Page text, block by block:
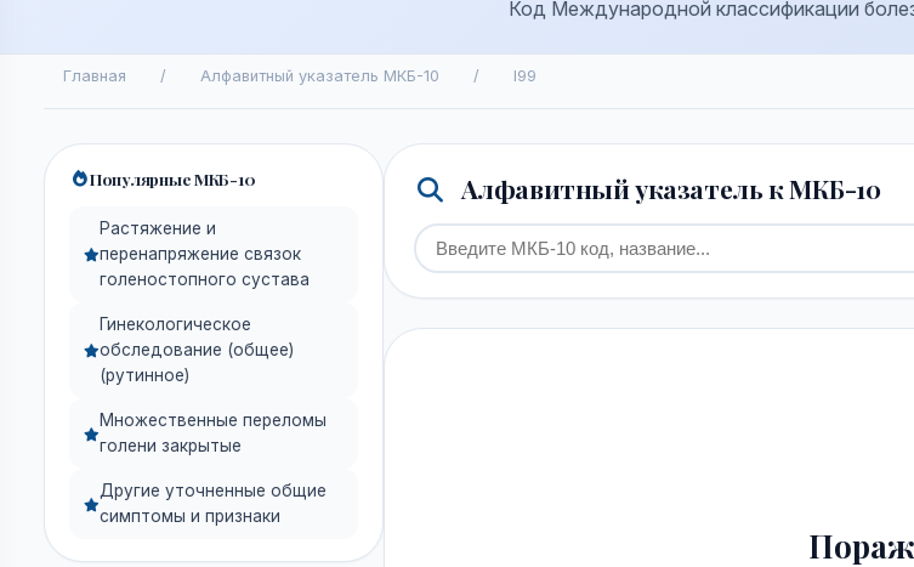
Код Международной классификации
Главная / Алфавитный указатель МКБ-10 / I99
Популярные МКБ-10
Растяжение и
перенапряжение связок
голеностопного сустава
Гинекологическое
обследование (общее)
(рутинное)
Множественные переломы
голени закрытые
Другие уточненные общие
симптомы и признаки
Алфавитный указатель к МКБ-10